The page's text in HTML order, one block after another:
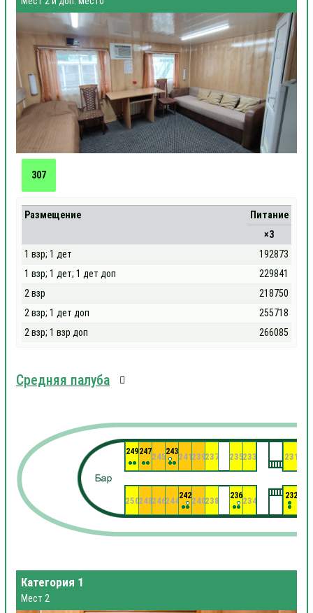
307
Размещение
Питание
×3
1 взр; 1 дет
192873
1 взр; 1 дет; 1 дет доп
229841
2 взр
218750
2 взр; 1 дет доп
255718
2 взр; 1 взр доп
266085
Средняя палуба
231
232
233
234
235
236
237
238
239
240
241
242
243
244
245
246
247
248
249
250
Категория 1
Мест 2